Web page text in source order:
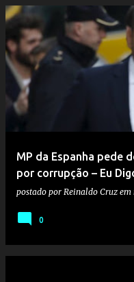
MP da Espanha pede
por corrupção – Eu
postado por Reinaldo Cruz em
0